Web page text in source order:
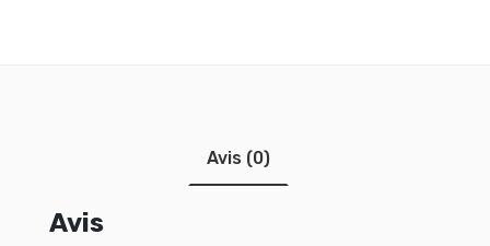
Avis (0)
Avis